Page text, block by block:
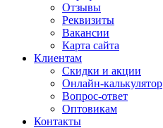
Отзывы
Реквизиты
Вакансии
Карта сайта
Клиентам
Скидки и акции
Онлайн-калькулятор
Вопрос-ответ
Оптовикам
Контакты